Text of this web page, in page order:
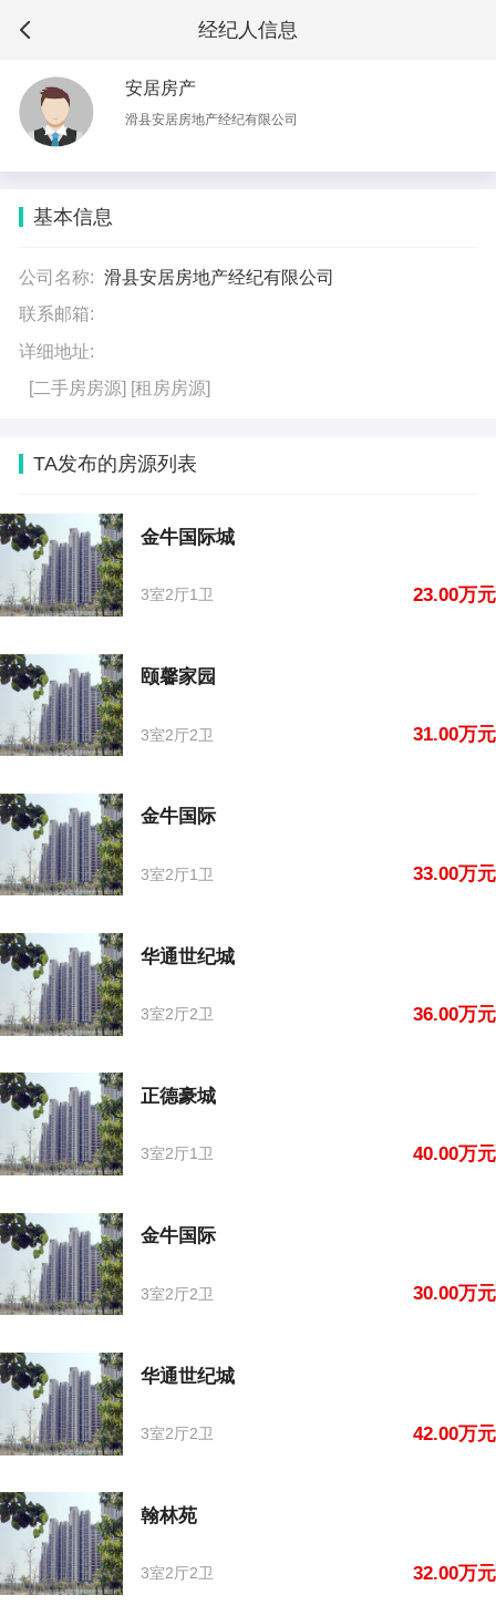
经纪人信息
安居房产
滑县安居房地产经纪有限公司
基本信息
公司名称: 滑县安居房地产经纪有限公司
联系邮箱:
详细地址:
[二手房房源] [租房房源]
TA发布的房源列表
金牛国际城
3室2厅1卫 23.00万元
颐馨家园
3室2厅2卫 31.00万元
金牛国际
3室2厅1卫 33.00万元
华通世纪城
3室2厅2卫 36.00万元
正德豪城
3室2厅1卫 40.00万元
金牛国际
3室2厅2卫 30.00万元
华通世纪城
3室2厅2卫 42.00万元
翰林苑
3室2厅2卫 32.00万元